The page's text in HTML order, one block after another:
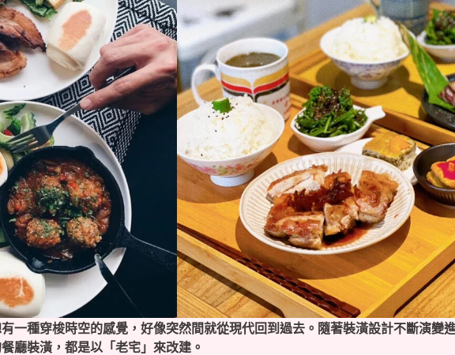
一種穿梭時空的感覺，好像突然間就從現代回到過去。隨著裝潢設計不斷演變
廳裝潢，都是以「老宅」來改建。